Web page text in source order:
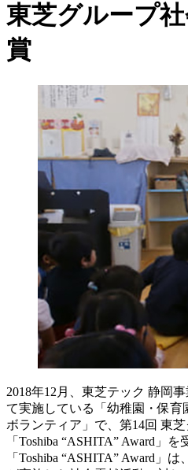
東芝グループ
賞
2018年12月、東芝テック 静岡
て実施している「幼稚園・保
ボランティア」で、第14回 東
「Toshiba “ASHITA” Award」を
「Toshiba “ASHITA” Award」